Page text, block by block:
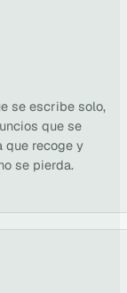
se escribe solo,
que se
que recoge y
se pierda.